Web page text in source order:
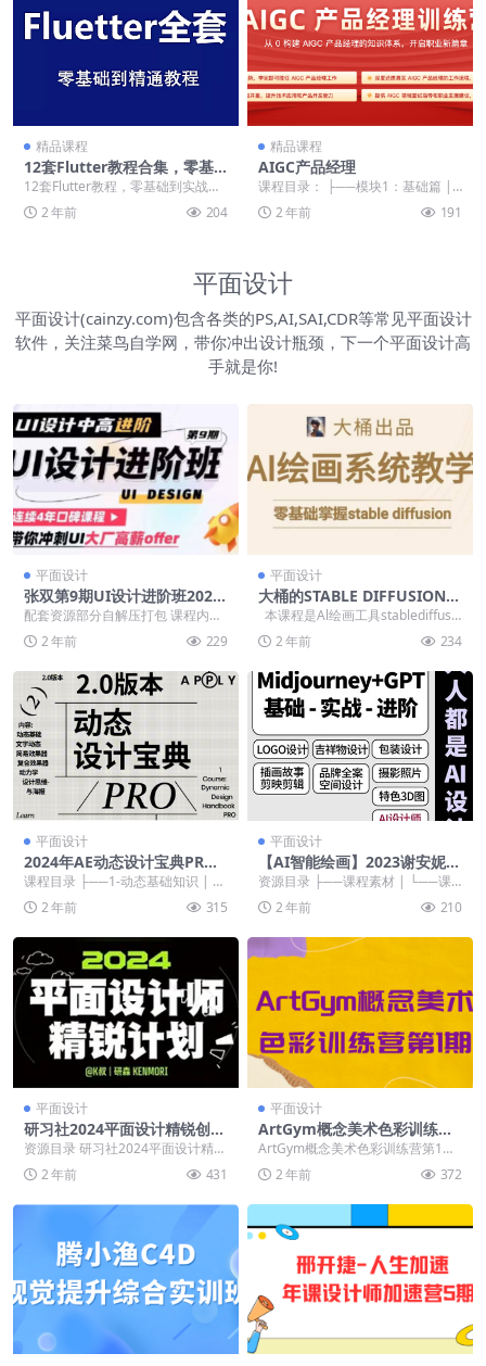
精品课程
12套Flutter教程合集，零基
础到项目实战开发，视频+资
料 ,精品课程
12套Flutter教程，零基础到实战开
发 01 flutter dart入门基...
2 年前 204
精品课程
AIGC产品经理
课程目录： ├──模块1：基础篇 |
├──1. 大模型基础：行业、应用与
项目_...
2 年前 191
平面设计
平面设计(cainzy.com)包含各类的PS,AI,SAI,CDR等常见平面设计
软件，关注菜鸟自学网，带你冲出设计瓶颈，下一个平面设计高
手就是你!
平面设计
张双第9期UI设计进阶班2022
年
配套资源部分自解压打包 课程内
容： 1_【能力模型】深挖UI UX：T
型人才架构...
2 年前 229
平面设计
大桶的STABLE DIFFUSION系
统课程
本课程是Al绘画工具stablediffusio
n的系统课程，内容...
2 年前 234
平面设计
2024年AE动态设计宝典PRO
版2.0（高清画质带素材）
课程目录 ├──1-动态基础知识 | ├
──1.1-动态基础知识-界面介绍与新
建...2 年前 315
平面设计
【AI智能绘画】2023谢安妮人
人都是ai设计师
资源目录 ├──课程素材 | └──课
程素材.zip 3.86G ├──10_吉...
2 年前 210
平面设计
研习社2024平面设计精锐创造
营第1期
资源目录 研习社2024平面设计精锐
创造营第1期 ├──体验课 | ├──
[4]...2 年前 431
平面设计
ArtGym概念美术色彩训练营
第1期
ArtGym概念美术色彩训练营第1期
├──作业要求 | └──作业要求.zi
p... 2 年前 372